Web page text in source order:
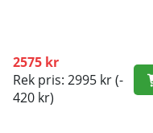
2575 kr
Rek pris: 2995 kr(-
420 kr)